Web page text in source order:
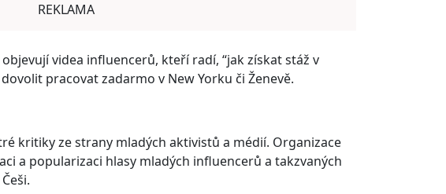
REKLAMA
videa influencerů, kteří radí, “jak získat stáž v
pracovat zadarmo v New Yorku či Ženevě.
kritiky ze strany mladých aktivistů a médií. Organizace
a popularizaci hlasy mladých influencerů a takzvaných